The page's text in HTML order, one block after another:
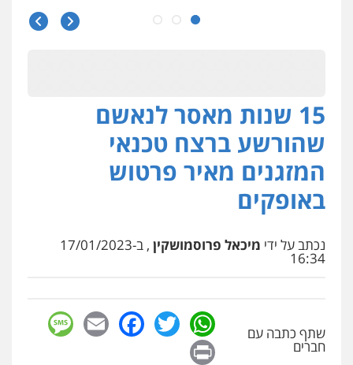
עו"ד איהאב ג'לג'ולי
עורכי דין לענייני
אייל בן שושן, עורך דין פלילי
פלילי מעצרים וחקירות פשיעה חמורה
נוער רישום פלילי
0522763105
עו"ד שלומי שרון
0547342002
כלכלי אלימות סמים מעצרים
0525544654
15 שנות מאסר לנאשם
שהורשע ברצח טכנאי
המזגנים מאיר פרטוש
באופקים
נכתב על ידי מיכאל פרוסמושקין , ב-17/01/2023
16:34
שתף כתבה עם
חברים
WhatsApp
Twitter
Facebook
Email